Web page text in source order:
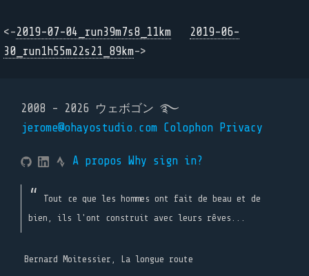
<-2019-07-04_run39m7s8_11km
2019-06-
30_run1h55m22s21_89km->
2008 - 2026 ウェボゴン ࿐
jerome@ohayostudio.com Colophon Privacy
A propos Why sign in?
Tout ce que les hommes ont fait de beau et de
bien, ils l'ont construit avec leurs rêves...
Bernard Moitessier, La longue route